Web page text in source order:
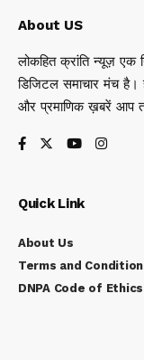
About US
लोकहित क्रांति न्यूज़ एक
डिजिटल समाचार मंच है।
और प्रमाणिक ख़बरें आप
Quick Link
About Us
Terms and Condition
DNPA Code of Ethics